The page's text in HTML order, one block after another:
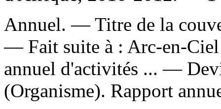
Annuel. — Titre de la
— Fait suite à : Arc-en-
annuel d'activités ... —
(Organisme). Rapport